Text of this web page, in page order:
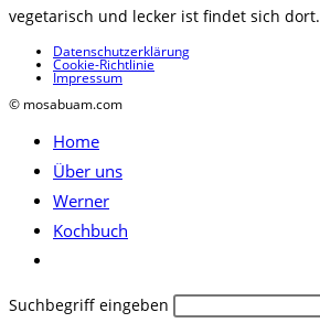
vegetarisch und lecker ist findet sich dort.
Datenschutzerklärung
Cookie-Richtlinie
Impressum
© mosabuam.com
Home
Über uns
Werner
Kochbuch
umschalten
Diese
Suchbegriff eingeben